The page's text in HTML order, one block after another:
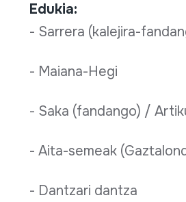
Edukia:
- Sarrera (kalejira-
- Maiana-Hegi
- Saka (fandango) /
- Aita-semeak
- Dantzari dantza